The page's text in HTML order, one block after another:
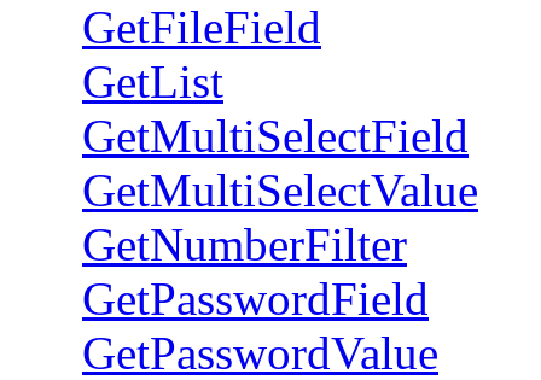
GetFileField
GetList
GetMultiSelectField
GetMultiSelectValue
GetNumberFilter
GetPasswordField
GetPasswordValue